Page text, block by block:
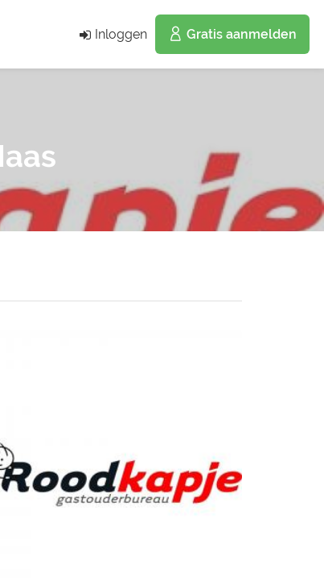
Inloggen Gratis aanmelden